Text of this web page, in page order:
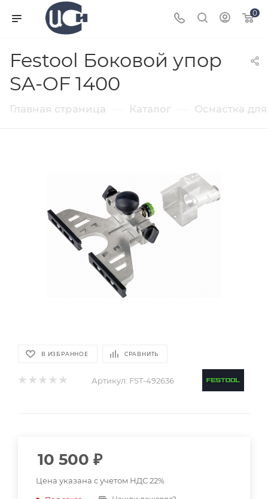
0
Festool Боковой упор
SA-OF 1400
Главная страница Каталог Оснастка
В ИЗБРАННОЕ СРАВНИТЬ
Артикул: FST-492636
10 500 ₽
Цена указана с учетом НДС 22%